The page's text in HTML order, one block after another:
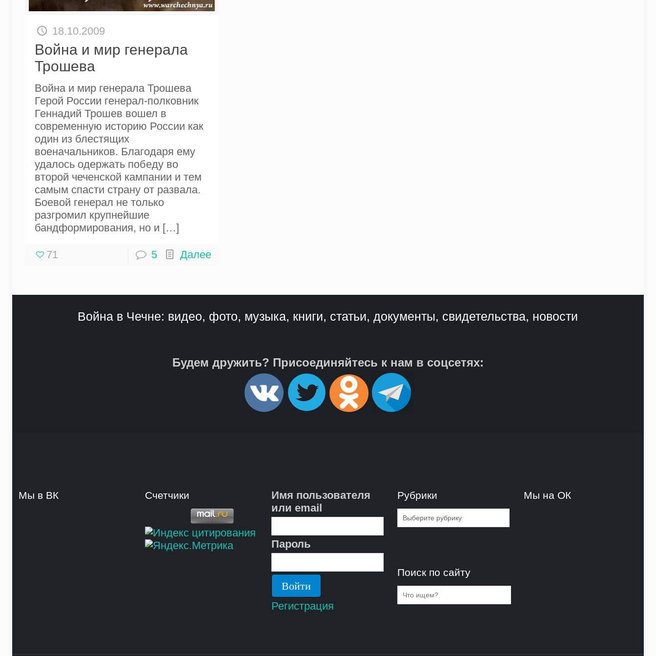
18.10.2009
Война и мир генерала
Трошева
Война и мир генерала Трошева
Герой России генерал-полковник
Геннадий Трошев вошел в
современную историю России как
один из блестящих
военачальников. Благодаря ему
удалось одержать победу во
второй чеченской кампании и тем
самым спасти страну от развала.
Боевой генерал не только
разгромил крупнейшие
бандформирования, но и […]
71 5 Далее
Война в Чечне: видео, фото, музыка, книги, статьи, документы, свидетельства, новости
Будем дружить? Присоединяйтесь к нам в соцсетях:
Мы в ВК Счетчики
Имя пользователя
или email
Пароль
Регистрация
Рубрики
Рубрики
Поиск по сайту
Мы на ОК